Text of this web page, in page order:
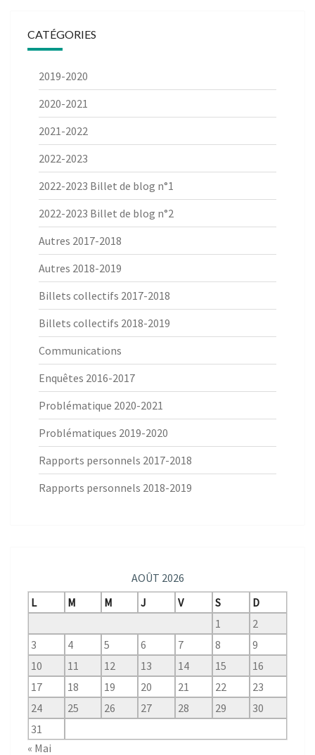
CATÉGORIES
2019-2020
2020-2021
2021-2022
2022-2023
2022-2023 Billet de blog n°1
2022-2023 Billet de blog n°2
Autres 2017-2018
Autres 2018-2019
Billets collectifs 2017-2018
Billets collectifs 2018-2019
Communications
Enquêtes 2016-2017
Problématique 2020-2021
Problématiques 2019-2020
Rapports personnels 2017-2018
Rapports personnels 2018-2019
AOÛT 2026
L
M M J V S
D
1
2
3
4 5 6 7 8
9
10
11 12 13 14 15
16
17
18 19 20 21 22
23
24
25 26 27 28 29
30
31
« Mai